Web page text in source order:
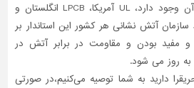
آن وجود دارد،UL آمریکا، LPCB انگلستان و
آتش نشانی هر کشور این استاندار بر
و مفید بودن و مقاومت در برابر آتش در
دارید به شما توصیه می‌کنیم،در صورتی